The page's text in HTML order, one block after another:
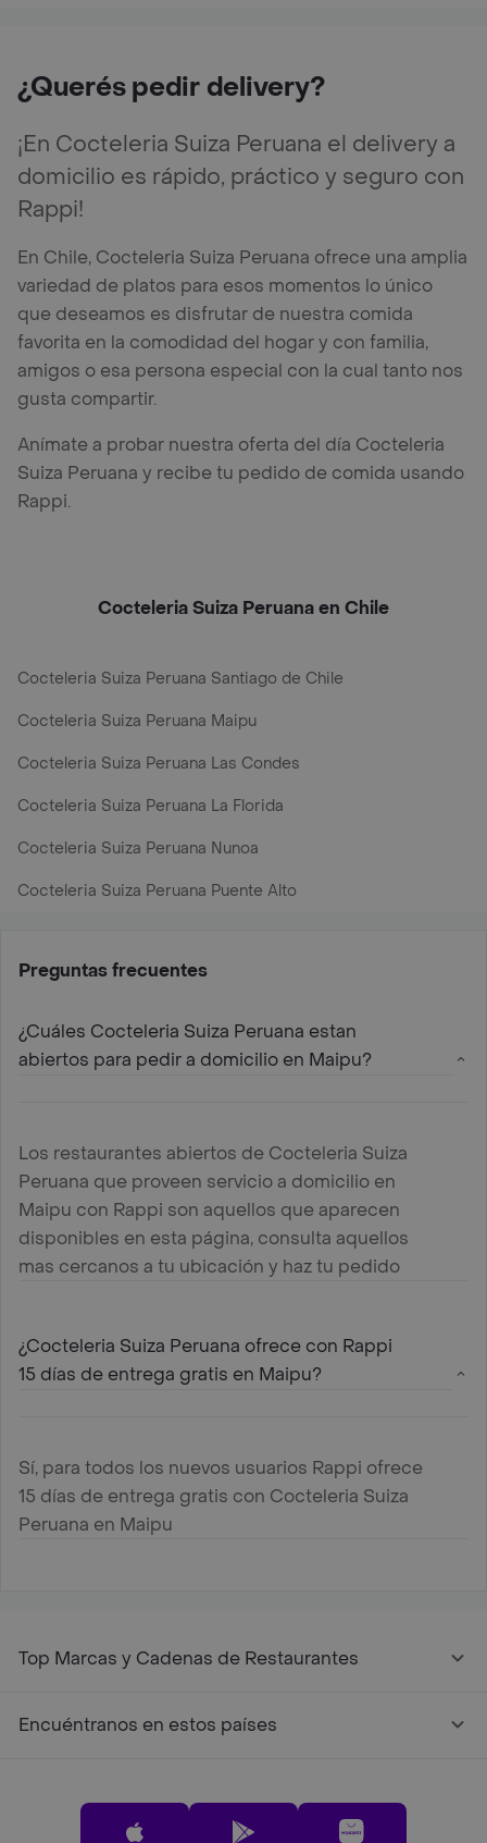
¿Querés pedir delivery?
¡En Cocteleria Suiza Peruana el delivery a
domicilio es rápido, práctico y seguro con
Rappi!
En Chile, Cocteleria Suiza Peruana ofrece una amplia
variedad de platos para esos momentos lo único
que deseamos es disfrutar de nuestra comida
favorita en la comodidad del hogar y con familia,
amigos o esa persona especial con la cual tanto nos
gusta compartir.
Anímate a probar nuestra oferta del día Cocteleria
Suiza Peruana y recibe tu pedido de comida usando
Rappi.
Cocteleria Suiza Peruana en Chile
Cocteleria Suiza Peruana Santiago de Chile
Cocteleria Suiza Peruana Maipu
Cocteleria Suiza Peruana Las Condes
Cocteleria Suiza Peruana La Florida
Cocteleria Suiza Peruana Nunoa
Cocteleria Suiza Peruana Puente Alto
Preguntas frecuentes
¿Cuáles Cocteleria Suiza Peruana estan
abiertos para pedir a domicilio en Maipu?
Los restaurantes abiertos de Cocteleria Suiza
Peruana que proveen servicio a domicilio en
Maipu con Rappi son aquellos que aparecen
disponibles en esta página, consulta aquellos
mas cercanos a tu ubicación y haz tu pedido
¿Cocteleria Suiza Peruana ofrece con Rappi
15 días de entrega gratis en Maipu?
Sí, para todos los nuevos usuarios Rappi ofrece
15 días de entrega gratis con Cocteleria Suiza
Peruana en Maipu
Top Marcas y Cadenas de Restaurantes
Encuéntranos en estos países